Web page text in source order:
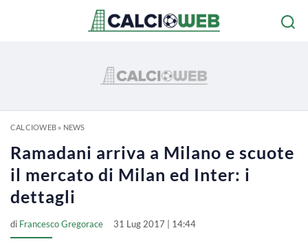
CALCIOWEB» NEWS
Ramadani arriva a Milano e scuote
il mercato di Milan ed Inter: i
dettagli
di Francesco Gregorace 31 Lug 2017 | 14:44